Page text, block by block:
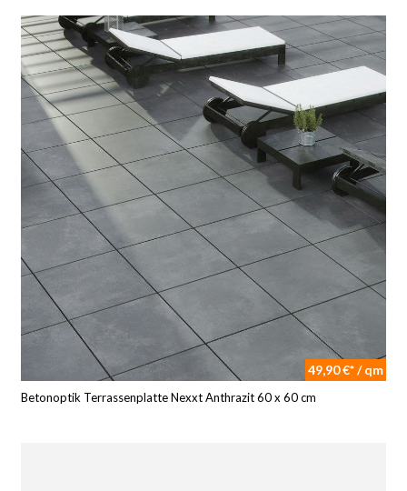
49,90 €* / qm
Betonoptik Terrassenplatte Nexxt Anthrazit 60 x 60 cm